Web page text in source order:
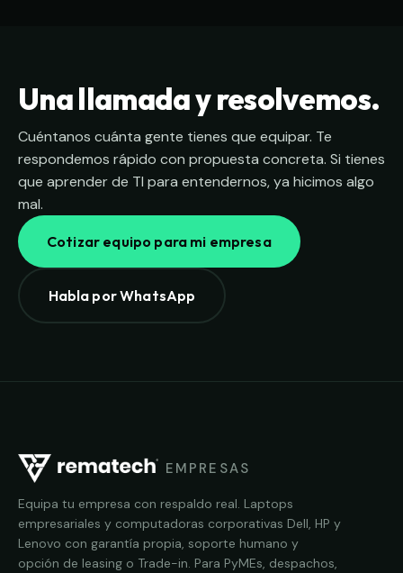
Una llamada y resolvemos.
Cuéntanos cuánta gente tienes que equipar. Te
respondemos rápido con propuesta concreta. Si tienes
que aprender de TI para entendernos, ya hicimos algo
mal.
Cotizar equipo para mi empresa
Habla por WhatsApp
EMPRESAS
Equipa tu empresa con respaldo real. Laptops
empresariales y computadoras corporativas Dell, HP y
Lenovo con garantía propia, soporte humano y
opción de leasing o Trade-in. Para PyMEs, despachos,